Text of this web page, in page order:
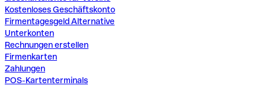
Kostenloses Geschäftskonto
Firmentagesgeld Alternative
Unterkonten
Rechnungen erstellen
Firmenkarten
Zahlungen
POS-Kartenterminals